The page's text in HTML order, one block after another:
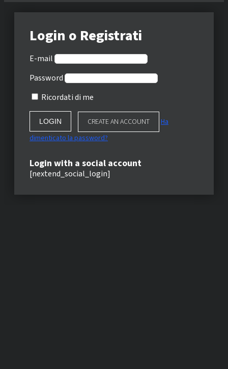
Login o Registrati
E-mail
Password
Ricordati di me
CREATE AN ACCOUNT
Ha
dimenticato la password?
Login with a social account
[nextend_social_login]